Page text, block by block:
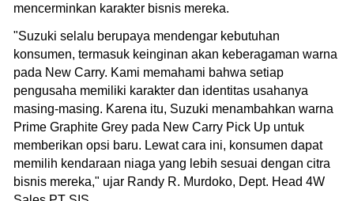
mencerminkan karakter bisnis mereka.
"Suzuki selalu berupaya mendengar kebutuhan
konsumen, termasuk keinginan akan keberagaman warna
pada New Carry. Kami memahami bahwa setiap
pengusaha memiliki karakter dan identitas usahanya
masing-masing. Karena itu, Suzuki menambahkan warna
Prime Graphite Grey pada New Carry Pick Up untuk
memberikan opsi baru. Lewat cara ini, konsumen dapat
memilih kendaraan niaga yang lebih sesuai dengan citra
bisnis mereka," ujar Randy R. Murdoko, Dept. Head 4W